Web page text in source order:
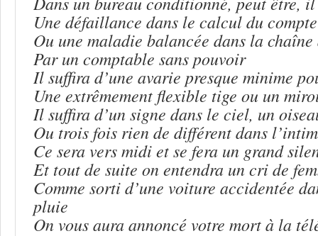
Une défaillance dans le calcul du
Ou une maladie balancée dans la
Par un comptable sans pouvoir
Il suffira d’une avarie presque minime
Une extrêmement flexible tige ou un
Il suffira d’un signe dans le ciel, un
Ou trois fois rien de différent dans
Ce sera vers midi et se fera un grand
Et tout de suite on entendra un cri de
Comme sorti d’une voiture accidentée
pluie
On vous aura annoncé votre mort à la